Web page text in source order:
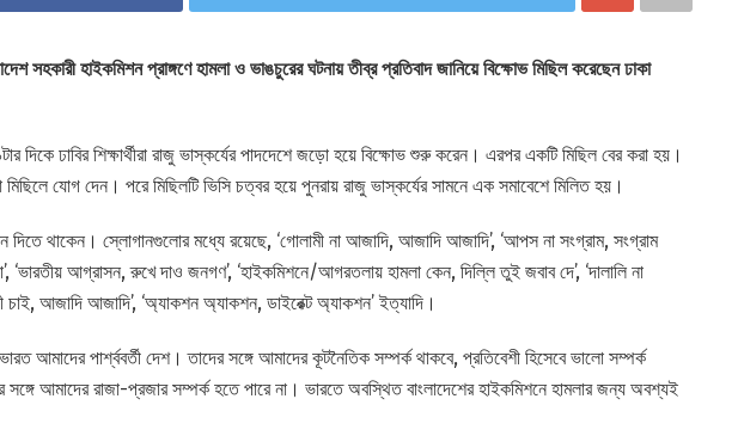
সহকারী হাইকমিশন প্রাঙ্গণে হামলা ও ভাঙচুরের ঘটনায় তীব্র প্রতিবাদ জানিয়ে বিক্ষোভ মিছিল করেছেন ঢাকা
দিকে ঢাবির শিক্ষার্থীরা রাজু ভাস্কর্যের পাদদেশে জড়ো হয়ে বিক্ষোভ শুরু করেন। এরপর একটি মিছিল বের করা হয়।
মিছিলে যোগ দেন। পরে মিছিলটি ভিসি চত্বর হয়ে পুনরায় রাজু ভাস্কর্যের সামনে এক সমাবেশে মিলিত হয়।
দিতে থাকেন। স্লোগানগুলোর মধ্যে রয়েছে, ‘গোলামী না আজাদি, আজাদি আজাদি’, ‘আপস না সংগ্রাম, সংগ্রাম
‘ভারতীয় আগ্রাসন, রুখে দাও জনগণ’, ‘হাইকমিশনে/আগরতলায় হামলা কেন, দিল্লি তুই জবাব দে’, ‘দালালি না
আজাদি আজাদি’, ‘অ্যাকশন অ্যাকশন, ডাইরেক্ট অ্যাকশন’ ইত্যাদি।
ভারত আমাদের পার্শ্ববর্তী দেশ। তাদের সঙ্গে আমাদের কূটনৈতিক সম্পর্ক থাকবে, প্রতিবেশী হিসেবে ভালো সম্পর্ক
আমাদের রাজা-প্রজার সম্পর্ক হতে পারে না। ভারতে অবস্থিত বাংলাদেশের হাইকমিশনে হামলার জন্য অবশ্যই